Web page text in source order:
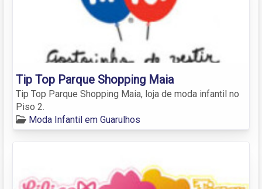
Tip Top Parque Shopping Maia
Tip Top Parque Shopping Maia, loja de moda infantil no
Piso 2.
Moda Infantil em Guarulhos